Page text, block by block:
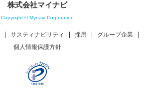
株式会社マイナビ
Copyright © Mynavi Corporation
サスティナビリティ 採用
グループ企業
個人情報保護方針